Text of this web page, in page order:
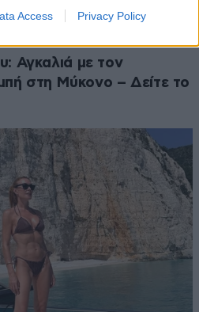
Access Privacy Policy
Αγκαλιά με τον
στη Μύκονο – Δείτε το